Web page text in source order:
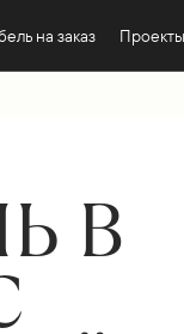
на заказ Проекты
В